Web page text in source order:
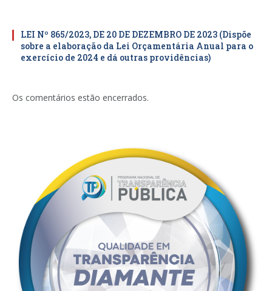
LEI Nº 865/2023, DE 20 DE DEZEMBRO DE 2023 (Dispõe
sobre a elaboração da Lei Orçamentária Anual para o
exercício de 2024 e dá outras providências)
Os comentários estão encerrados.